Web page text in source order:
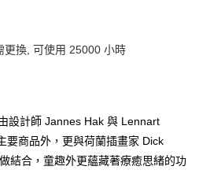
大哥大用戶可立即使用無須另外申請。
，訂單成立後會自動跳轉到大哥付的交易
的期數、繳款截止日，確認付款後即完
額請依後續交易確認頁面所載為準。
交易或遇審核未通過，訂單將自動取
，表示未達大哥付你分期系統評分，恕無
卡、不需儲值。
證，即可結帳。
再付款。
上)免運費
更換, 可使用 25000 小時
設計師 Jannes Hak 與 Lennart
要商品外，更與荷蘭插畫家 Dick
結合，童趣外更蘊藏著療癒思緒的功